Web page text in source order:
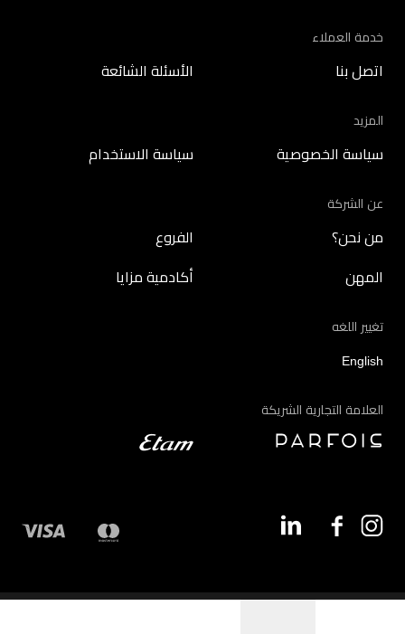
خدمة العملاء
اتصل بنا الأسئلة الشائعة
المزيد
سياسة الخصوصية سياسة الاستخدام
عن الشركة
من نحن؟ الفروع
المهن أكادمية مزايا
تغيير اللغه
English
العلامة التجارية الشريكة